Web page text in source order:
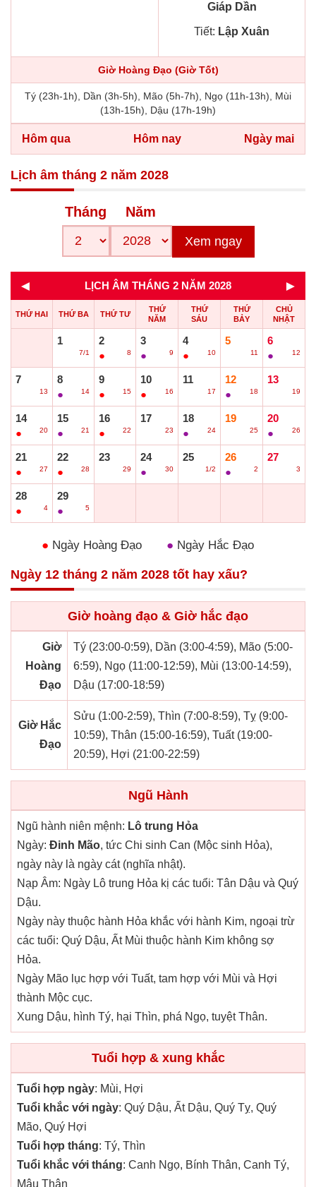
Giáp Dần
Tiết: Lập Xuân
Giờ Hoàng Đạo (Giờ Tốt)
Tý (23h-1h), Dần (3h-5h), Mão (5h-7h), Ngọ (11h-13h), Mùi
(13h-15h), Dậu (17h-19h)
Hôm qua Hôm nay Ngày mai
Lịch âm tháng 2 năm 2028
Tháng Năm
Xem ngay
◄ LỊCH ÂM THÁNG 2 NĂM 2028 ►
THỨ HAI THỨ BA THỨ TƯ
THỨ
NĂM
THỨ
SÁU
THỨ
BẢY
CHỦ
NHẬT
1
7/1
2
●
8
3
●
9
4
●
10
5
11
6
●
12
7
13
8
●
14
9
●
15
10
●
16
11
17
12
●
18
13
19
14
●
20
15
●
21
16
●
22
17
23
18
●
24
19
25
20
●
26
21
●
27
22
●
28
23
29
24
●
30
25
1/2
26
●
2
27
3
28
●
4
29
●
5
● Ngày Hoàng Đạo ● Ngày Hắc Đạo
Ngày 12 tháng 2 năm 2028 tốt hay xấu?
Giờ hoàng đạo & Giờ hắc đạo
Giờ
Hoàng
Đạo
Tý (23:00-0:59), Dần (3:00-4:59), Mão (5:00-
6:59), Ngọ (11:00-12:59), Mùi (13:00-14:59),
Dậu (17:00-18:59)
Giờ Hắc
Đạo
Sửu (1:00-2:59), Thìn (7:00-8:59), Tỵ (9:00-
10:59), Thân (15:00-16:59), Tuất (19:00-
20:59), Hợi (21:00-22:59)
Ngũ Hành
Ngũ hành niên mệnh: Lô trung Hỏa
Ngày: Đinh Mão, tức Chi sinh Can (Mộc sinh Hỏa),
ngày này là ngày cát (nghĩa nhật).
Nạp Âm: Ngày Lô trung Hỏa kị các tuổi: Tân Dậu và Quý
Dậu.
Ngày này thuộc hành Hỏa khắc với hành Kim, ngoại trừ
các tuổi: Quý Dậu, Ất Mùi thuộc hành Kim không sợ
Hỏa.
Ngày Mão lục hợp với Tuất, tam hợp với Mùi và Hợi
thành Mộc cục.
Xung Dậu, hình Tý, hại Thìn, phá Ngọ, tuyệt Thân.
Tuổi hợp & xung khắc
Tuổi hợp ngày: Mùi, Hợi
Tuổi khắc với ngày: Quý Dậu, Ất Dậu, Quý Tỵ, Quý
Mão, Quý Hợi
Tuổi hợp tháng: Tý, Thìn
Tuổi khắc với tháng: Canh Ngọ, Bính Thân, Canh Tý,
Mậu Thân